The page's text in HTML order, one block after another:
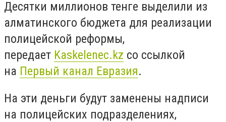
Десятки миллионов тенге выделили из
алматинского бюджета для реализации
полицейской реформы,
передает Kaskelenec.kz со ссылкой
на Первый канал Евразия.
На эти деньги будут заменены надписи
на полицейских подразделениях,